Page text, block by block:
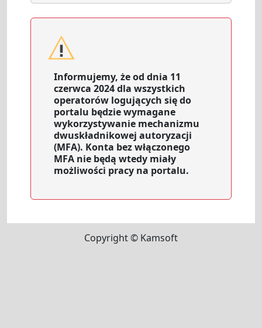
Informujemy, że od dnia 11
czerwca 2024 dla wszystkich
operatorów logujących się do
portalu będzie wymagane
wykorzystywanie mechanizmu
dwuskładnikowej autoryzacji
(MFA). Konta bez włączonego
MFA nie będą wtedy miały
możliwości pracy na portalu.
Copyright © Kamsoft